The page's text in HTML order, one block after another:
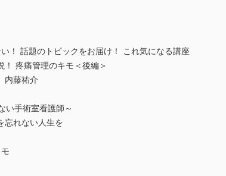
！ 話題のトピックをお届け！ これ気になる講座
疼痛管理のキモ＜後編＞
内藤祐介
い手術室看護師～
忘れない人生を